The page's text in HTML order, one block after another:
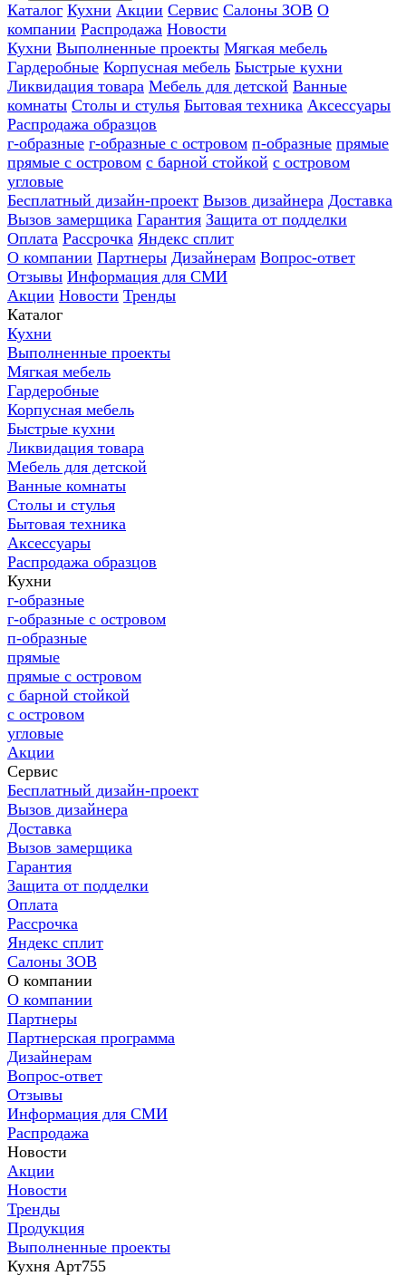
Каталог Кухни Акции Сервис Салоны ЗОВ О
компании Распродажа Новости
Кухни Выполненные проекты Мягкая мебель
Гардеробные Корпусная мебель Быстрые кухни
Ликвидация товара Мебель для детской Ванные
комнаты Столы и стулья Бытовая техника Аксессуары
Распродажа образцов
г-образные г-образные с островом п-образные прямые
прямые с островом с барной стойкой с островом
угловые
Бесплатный дизайн-проект Вызов дизайнера Доставка
Вызов замерщика Гарантия Защита от подделки
Оплата Рассрочка Яндекс сплит
О компании Партнеры Дизайнерам Вопрос-ответ
Отзывы Информация для СМИ
Акции Новости Тренды
Каталог
Кухни
Выполненные проекты
Мягкая мебель
Гардеробные
Корпусная мебель
Быстрые кухни
Ликвидация товара
Мебель для детской
Ванные комнаты
Столы и стулья
Бытовая техника
Аксессуары
Распродажа образцов
Кухни
г-образные
г-образные с островом
п-образные
прямые
прямые с островом
с барной стойкой
с островом
угловые
Акции
Сервис
Бесплатный дизайн-проект
Вызов дизайнера
Доставка
Вызов замерщика
Гарантия
Защита от подделки
Оплата
Рассрочка
Яндекс сплит
Салоны ЗОВ
О компании
О компании
Партнеры
Партнерская программа
Дизайнерам
Вопрос-ответ
Отзывы
Информация для СМИ
Распродажа
Новости
Акции
Новости
Тренды
Продукция
Выполненные проекты
Кухня Арт755